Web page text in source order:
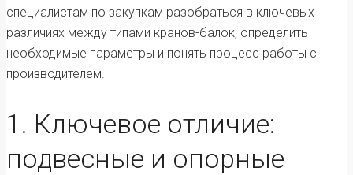
специалистам по закупкам разобраться в ключевых
различиях между типами кранов-балок, определить
необходимые параметры и понять процесс работы с
производителем.
1. Ключевое отличие:
подвесные и опорные